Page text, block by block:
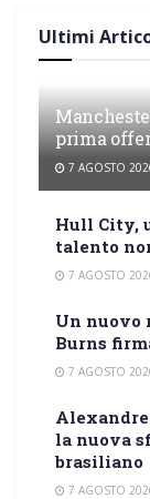
Ultimi
prima
7 AGOSTO
Hull City,
talento
7 AGOSTO
Un nuovo
Burns
7 AGOSTO
la nuova
brasiliano
7 AGOSTO